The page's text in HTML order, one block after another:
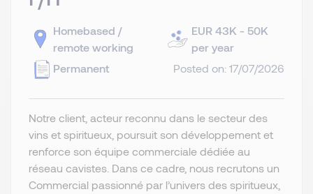
Homebased /
remote working
Permanent
EUR 43K - 50K
per year
Posted on: 17/07/2026
Notre client, acteur reconnu dans le secteur des
vins et spiritueux, poursuit son développement et
renforce son équipe commerciale dédiée au
réseau cavistes. Dans ce cadre, nous recrutons un
Commercial passionné par l’univers des spiritueux,